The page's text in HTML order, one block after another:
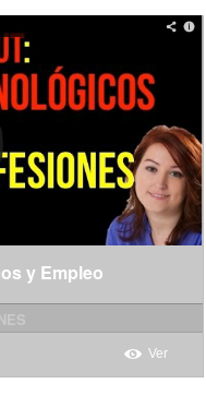
y Empleo
Ver